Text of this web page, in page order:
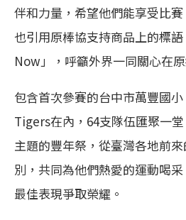
伴和力量，希望他們能享受比
也引用原棒協支持商品上的標
Now」，呼籲外界一同關心在
包含首次參賽的台中市萬豐國
Tigers在內，64支隊伍匯聚一
主題的豐年祭，從臺灣各地前
別，共同為他們熱愛的運動喝
最佳表現爭取榮耀。